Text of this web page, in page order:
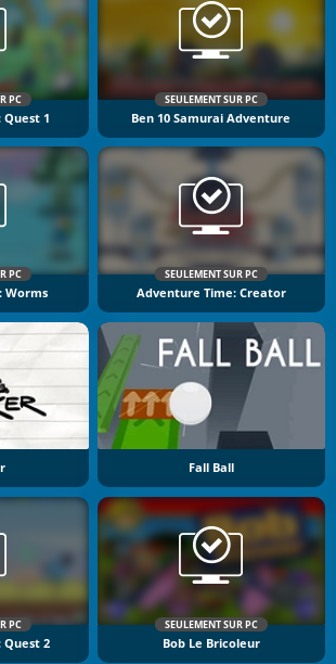
PC
1
SEULEMENT SUR PC
Ben 10 Samurai Adventure
PC
Worms
SEULEMENT SUR PC
Adventure Time: Creator
Fall Ball
PC
2
SEULEMENT SUR PC
Bob Le Bricoleur